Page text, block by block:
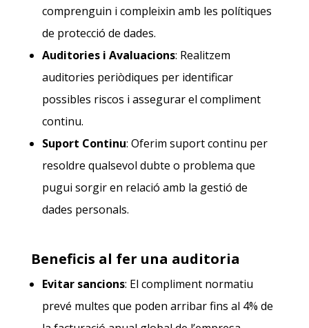
comprenguin i compleixin amb les polítiques
de protecció de dades.
Auditories i Avaluacions: Realitzem
auditories periòdiques per identificar
possibles riscos i assegurar el compliment
continu.
Suport Continu: Oferim suport continu per
resoldre qualsevol dubte o problema que
pugui sorgir en relació amb la gestió de
dades personals.
Beneficis al fer una auditoria
Evitar sancions: El compliment normatiu
prevé multes que poden arribar fins al 4% de